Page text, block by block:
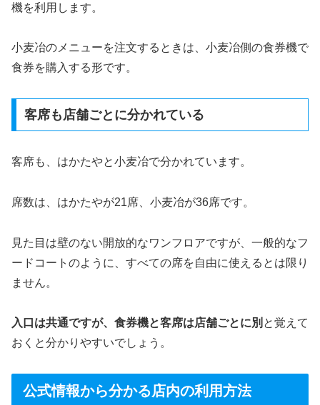
機を利用します。
小麦冶のメニューを注文するときは、小麦冶側の食券機で
食券を購入する形です。
客席も店舗ごとに分かれている
客席も、はかたやと小麦冶で分かれています。
席数は、はかたやが21席、小麦冶が36席です。
見た目は壁のない開放的なワンフロアですが、一般的なフ
ードコートのように、すべての席を自由に使えるとは限り
ません。
入口は共通ですが、食券機と客席は店舗ごとに別 と覚えて
おくと分かりやすいでしょう。
公式情報から分かる店内の利用方法